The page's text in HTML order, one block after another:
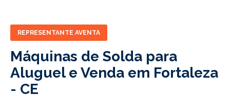
REPRESENTANTE AVENTA
Máquinas de Solda para
Aluguel e Venda em Fortaleza
- CE